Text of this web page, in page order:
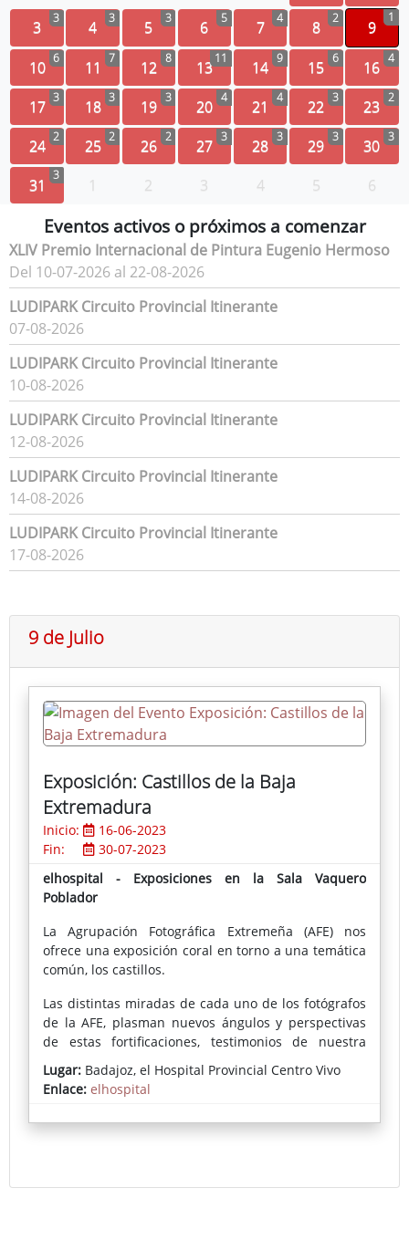
3 3 4 3 5 3 6 5 7 4 8 2 9
1
10 6 11 7 12 8 1311 14 9 15 6 16 4
17 3 18 3 19 3 20 4 21 4 22 3 23 2
24 2 25 2 26 2 27 3 28 3 29 3 30 3
31 3 1 2 3 4 5 6
Eventos activos o próximos a comenzar
XLIV Premio Internacional de Pintura Eugenio Hermoso
Del 10-07-2026 al 22-08-2026
LUDIPARK Circuito Provincial Itinerante
07-08-2026
LUDIPARK Circuito Provincial Itinerante
10-08-2026
LUDIPARK Circuito Provincial Itinerante
12-08-2026
LUDIPARK Circuito Provincial Itinerante
14-08-2026
LUDIPARK Circuito Provincial Itinerante
17-08-2026
9 de Julio
Exposición: Castillos de la Baja
Extremadura
Inicio:
16-06-2023
Fin:
30-07-2023
elhospital - Exposiciones en la Sala Vaquero
Poblador
La Agrupación Fotográfica Extremeña (AFE) nos
ofrece una exposición coral en torno a una temática
común, los castillos.
Las distintas miradas de cada uno de los fotógrafos
de la AFE, plasman nuevos ángulos y perspectivas
de estas fortificaciones, testimonios de nuestra
historia, que han permanecido en pie durante siglos
junto a muchas de las localidades de nuestra
provincia.
Lugar: Badajoz, el Hospital Provincial Centro Vivo
Enlace: elhospital